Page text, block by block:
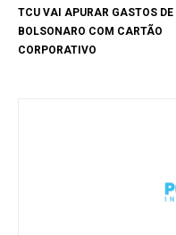
TCU VAI APURAR GASTOS DE
BOLSONARO COM CARTÃO
CORPORATIVO